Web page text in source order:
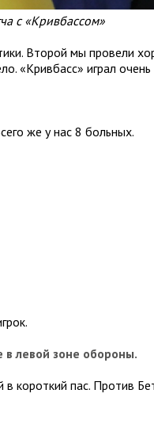
с «Кривбассом»
Второй мы провели
«Кривбасс» играл очень
же у нас 8 больных.
левой зоне обороны.
в короткий пас. Против